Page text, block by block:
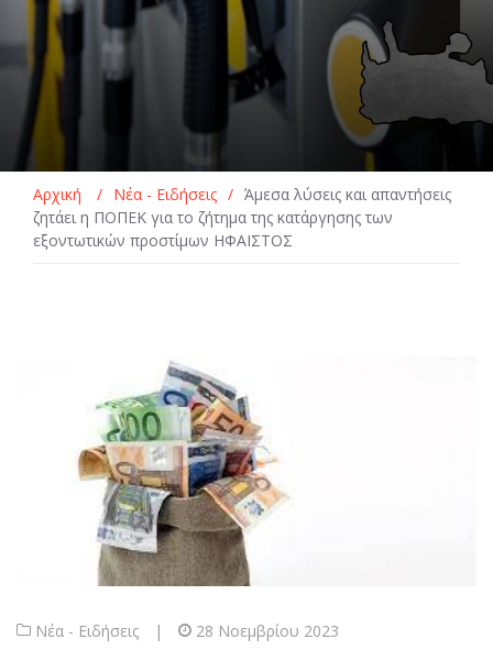
Αρχική / Νέα - Ειδήσεις / Άμεσα λύσεις και απαντήσεις
ζητάει η ΠΟΠΕΚ για το ζήτημα της κατάργησης των
εξοντωτικών προστίμων ΗΦΑΙΣΤΟΣ
Νέα - Ειδήσεις | 28 Νοεμβρίου 2023